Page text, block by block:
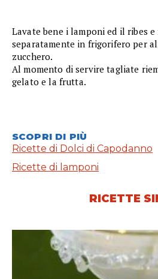
Lavate bene i lamponi ed il ribes
separatamente in frigorifero per
zucchero.
Al momento di servire tagliate
gelato e la frutta.
SCOPRI DI PIÙ
Ricette di Dolci di Capodanno
Ricette di lamponi
RICETTE